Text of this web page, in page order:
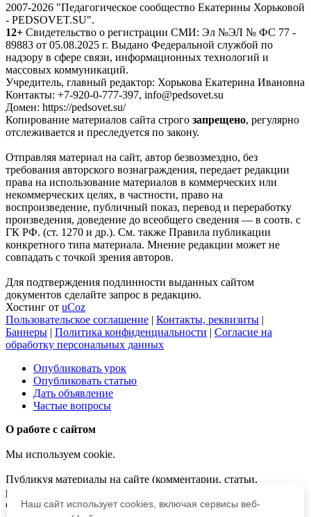
2007-2026 "Педагогическое сообщество Екатерины Хорьковой
- PEDSOVET.SU".
12+ Свидетельство о регистрации СМИ: Эл №ЭЛ № ФС 77 -
89883 от 05.08.2025 г. Выдано Федеральной службой по
надзору в сфере связи, информационных технологий и
массовых коммуникаций.
Учредитель, главный редактор: Хорькова Екатерина Ивановна
Контакты: +7-920-0-777-397, info@pedsovet.su
Домен: https://pedsovet.su/
Копирование материалов сайта строго запрещено, регулярно
отслеживается и преследуется по закону.
Отправляя материал на сайт, автор безвозмездно, без
требования авторского вознаграждения, передает редакции
права на использование материалов в коммерческих или
некоммерческих целях, в частности, право на
воспроизведение, публичный показ, перевод и переработку
произведения, доведение до всеобщего сведения — в соотв. с
ГК РФ. (ст. 1270 и др.). См. также Правила публикации
конкретного типа материала. Мнение редакции может не
совпадать с точкой зрения авторов.
Для подтверждения подлинности выданных сайтом
документов сделайте запрос в редакцию.
Хостинг от uCoz
Пользовательское соглашение | Контакты, реквизиты |
Баннеры | Политика конфиденциальности | Согласие на
обработку персональных данных
Опубликовать урок
Опубликовать статью
Дать объявление
Частые вопросы
О работе с сайтом
Мы используем cookie.
Публикуя материалы на сайте (комментарии, статьи,
разработки и др.), пользователи берут на себя всю
ответственность за содержание материалов и разрешение
Наш сайт использует cookies, включая сервисы веб-